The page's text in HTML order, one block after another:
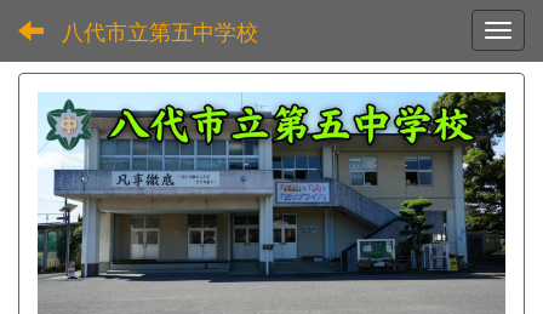
八代市立第五中学校